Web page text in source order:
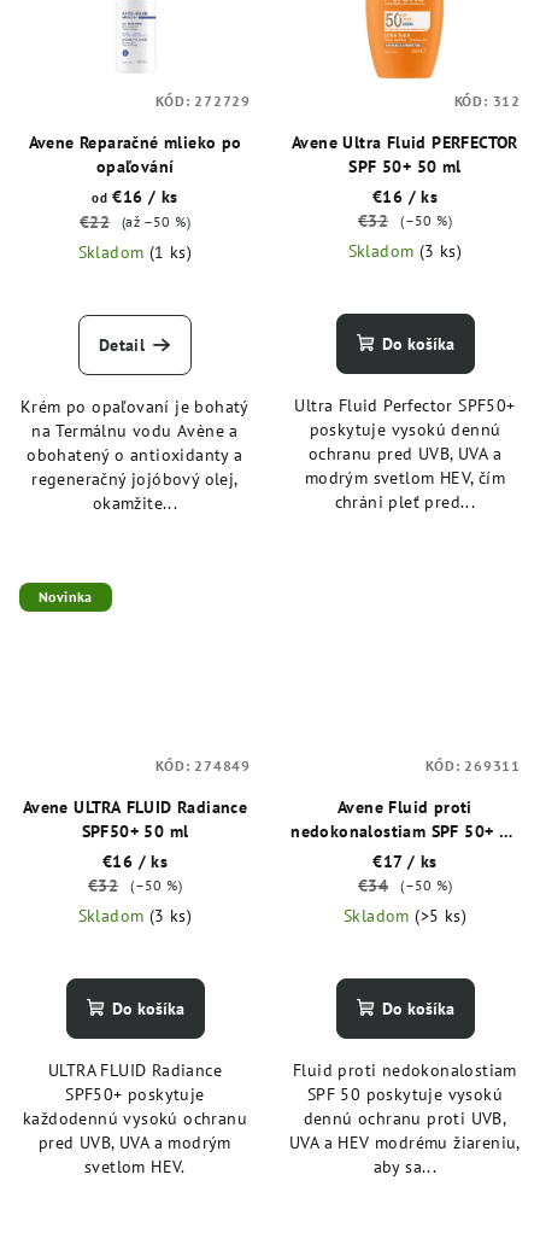
Avene Reparačné mlieko po
opaľování
od €16/ ks
€22
(až –50 %)
Skladom (1 ks)
Detail
Krém po opaľovaní je bohatý
na Termálnu vodu Avène a
obohatený o antioxidanty a
regeneračný jojóbový olej,
okamžite...
KÓD: 272729
Avene Ultra Fluid PERFECTOR
SPF 50+ 50 ml
€16 / ks
€32
(–50 %)
Skladom (3 ks)
Do košíka
Ultra Fluid Perfector SPF50+
poskytuje vysokú dennú
ochranu pred UVB, UVA a
modrým svetlom HEV, čím
chráni pleť pred...
KÓD: 312
Novinka
Avene ULTRA FLUID Radiance
SPF50+ 50 ml
€16 / ks
€32
(–50 %)
Skladom (3 ks)
Do košíka
ULTRA FLUID Radiance
SPF50+ poskytuje
každodennú vysokú ochranu
pred UVB, UVA a modrým
svetlom HEV.
KÓD: 274849
Avene Fluid proti
nedokonalostiam SPF 50+ 40
ml
€17 / ks
€34
(–50 %)
Skladom(>5 ks)
Do košíka
Fluid proti nedokonalostiam
SPF 50 poskytuje vysokú
dennú ochranu proti UVB,
UVA a HEV modrému žiareniu,
aby sa...
KÓD: 269311